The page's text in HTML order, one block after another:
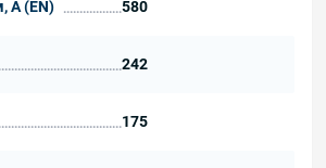
А (EN) 580
242
175